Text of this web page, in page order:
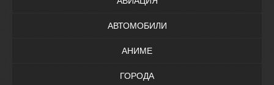
АВТОМОБИЛИ
АНИМЕ
ГОРОДА